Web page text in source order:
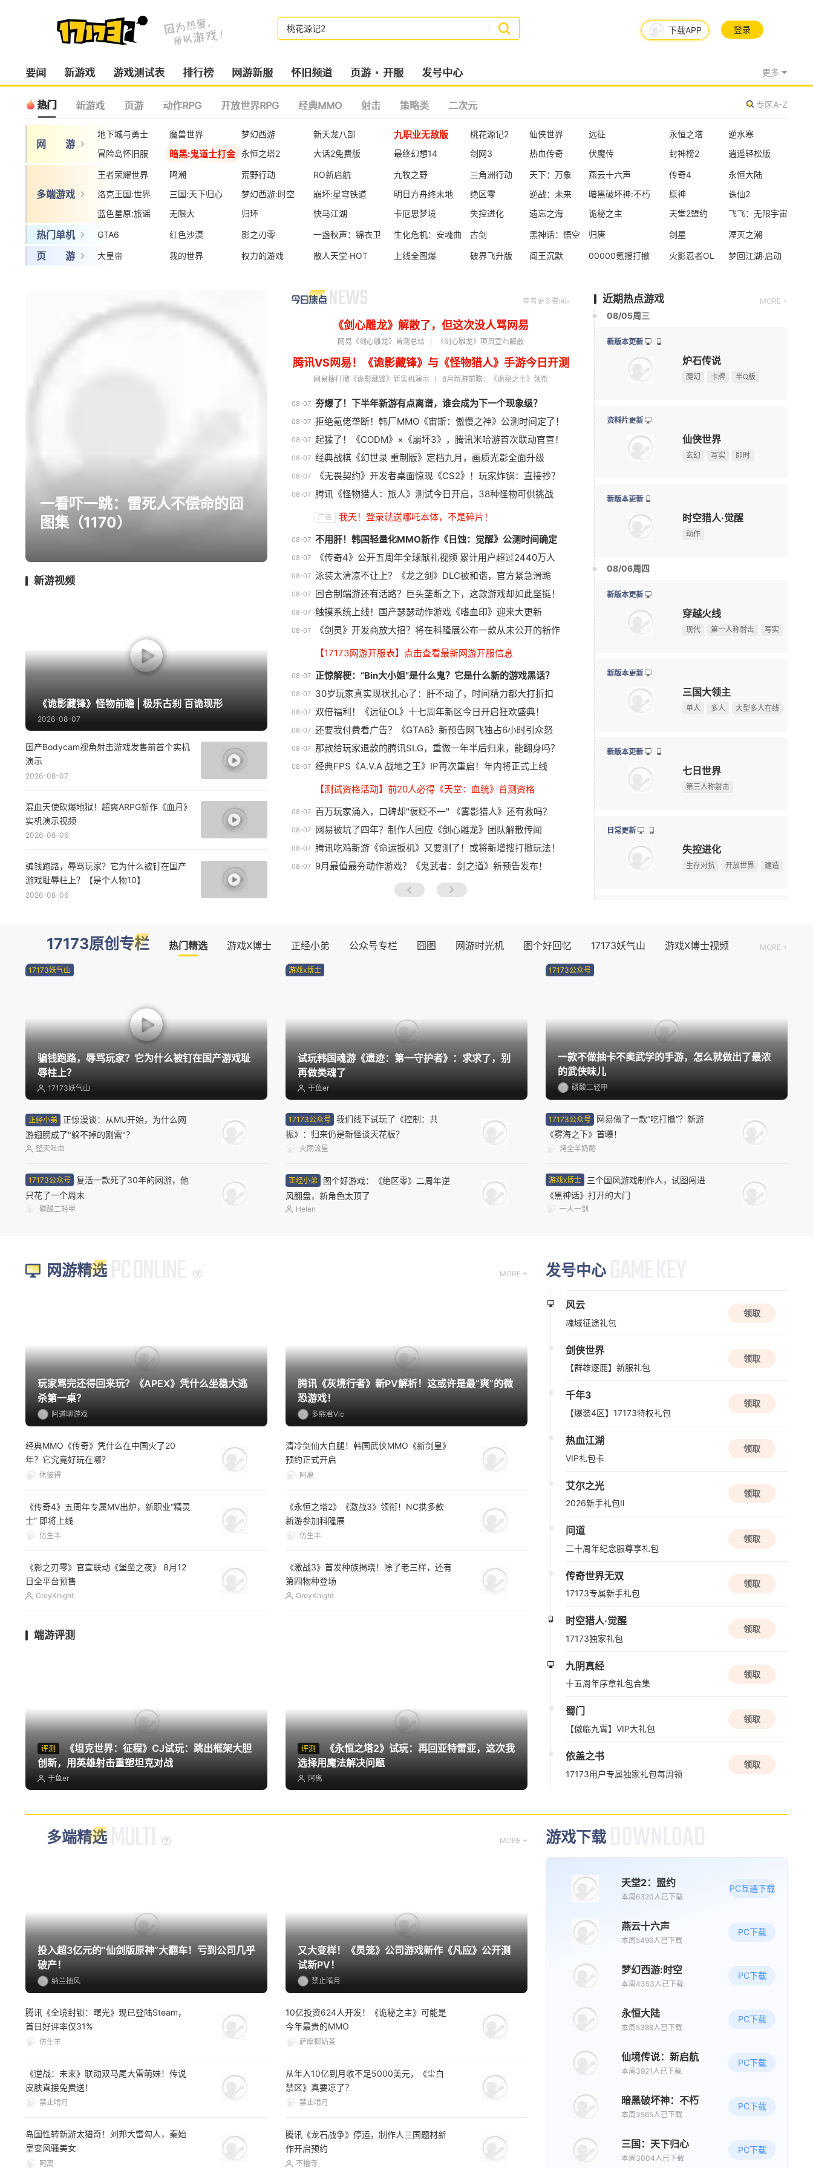
下载APP 登录
要闻 新游戏 游戏测试表 排行榜 网游新服 怀旧频道 页游 开服 发号中心 更多
热门 新游戏 页游 动作RPG 开放世界RPG 经典MMO 射击 策略类 二次元 专区A-Z
网 游
地下城与勇士 魔兽世界 梦幻西游 新天龙八部 九职业无敌版 桃花源记2 仙侠世界 远征 永恒之塔
逆水寒
冒险岛怀旧服
暗黑:鬼道士打金 永恒之塔2 大话2免费版 最终幻想14 剑网3 热血传奇 伏魔传 封神榜2 逍遥轻松版
多端游戏
王者荣耀世界 鸣潮 荒野行动 RO新启航 九牧之野 三角洲行动 天下：万象 燕云十六声 传奇4
永恒大陆
洛克王国:世界
三国:天下归心 梦幻西游:时空 崩坏:星穹铁道 明日方舟终末地 绝区零 逆战：未来 暗黑破坏神:不朽 原神
诛仙2
蓝色星原:旅谣
无限大 归环 快马江湖 卡厄思梦境 失控进化 遗忘之海 诡秘之主 天堂2盟约 飞飞：无限宇宙
热门单机 GTA6 红色沙漠 影之刃零 一盏秋声：锦衣卫 生化危机：安魂曲 古剑 黑神话：悟空 归唐 剑星 湮灭之潮
页 游 大皇帝 我的世界 权力的游戏 散人天堂·HOT 上线全图爆 破界飞升版 阎王沉默 00000氪搜打撤 火影忍者OL 梦回江湖·启动
一看吓一跳：雷死人不偿命的囧
图集（1170）
巅峰在线150万人的横版网游，
如今带着怀旧服又杀回来了！
盘点8月扎堆上线的影游：玩家想
扔核弹，结果只能谈恋爱？
新游视频
《诡影藏锋》怪物前瞻 | 极乐古刹 百诡现形
2026-08-07
国产Bodycam视角射击游戏发售前首个实机
演示
2026-08-07
混血天使砍爆地狱！超爽ARPG新作《血月》
实机演示视频
2026-08-06
骗钱跑路，辱骂玩家？它为什么被钉在国产
游戏耻辱柱上？【是个人物10】
2026-08-06
查看更多要闻»
《剑心雕龙》解散了，但这次没人骂网易
网易《剑心雕龙》首测总结 《剑心雕龙》项目宣布解散
腾讯VS网易！《诡影藏锋》与《怪物猎人》手游今日开测
网易搜打撤《诡影藏锋》新实机演示 8月新游前瞻：《诡秘之主》领衔
08-07 夯爆了！下半年新游有点离谱，谁会成为下一个现象级？
08-07 拒绝氪佬垄断！韩厂MMO《宙斯：傲慢之神》公测时间定了！
08-07 起猛了！《CODM》×《崩坏3》，腾讯米哈游首次联动官宣！
08-07 经典战棋《幻世录 重制版》定档九月，画质光影全面升级
08-07 《无畏契约》开发者桌面惊现《CS2》！玩家炸锅：直接抄？
08-07 腾讯《怪物猎人：旅人》测试今日开启，38种怪物可供挑战
广告 我天！登录就送哪吒本体，不是碎片！
08-07 不用肝！韩国轻量化MMO新作《日蚀：觉醒》公测时间确定
08-07 《传奇4》公开五周年全球献礼视频 累计用户超过2440万人
08-07 泳装太清凉不让上？《龙之剑》DLC被和谐，官方紧急滑跪
08-07 回合制端游还有活路？巨头垄断之下，这款游戏却如此坚挺！
08-07 触摸系统上线！国产瑟瑟动作游戏《嗜血印》迎来大更新
08-07
《剑灵》开发商放大招？将在科隆展公布一款从未公开的新作
【17173网游开服表】点击查看最新网游开服信息
08-07 正惊解梗：“Bin大小姐”是什么鬼？它是什么新的游戏黑话？
08-07 30岁玩家真实现状扎心了：肝不动了，时间精力都大打折扣
08-07 双倍福利！《远征OL》十七周年新区今日开启狂欢盛典！
08-07 还要我付费看广告？《GTA6》新预告网飞独占6小时引众怒
08-07 那款给玩家退款的腾讯SLG，重做一年半后归来，能翻身吗？
08-07 经典FPS《A.V.A 战地之王》IP再次重启！年内将正式上线
【测试资格活动】前20人必得《天堂：血统》首测资格
08-07 百万玩家涌入，口碑却"褒贬不一" 《雾影猎人》还有救吗？
08-07 网易被坑了四年？制作人回应《剑心雕龙》团队解散传闻
08-07 腾讯吃鸡新游《命运扳机》又要测了！或将新增搜打撤玩法！
08-07 9月最值最夯动作游戏？《鬼武者：剑之道》新预告发布！
总奖金9.5万美元！《绝地求生》玩家自创玩法征集大
暴雪资深作曲家离职，曾创作《魔兽世界》等多款游
《Apex英雄》S30爆料：排位或将新增传奇禁用系统
《宝可梦》前高管多地厕间偷拍被捕，涉事高管拒不认
《炉石传说》版本更新：引擎升级，正式终止Win7系
《完美世界：诸神之战》东方奇遇季今日正式开启
我天！登录就送哪吒本体，不是碎片！
游戏早报：曝《暗黑4》登陆NS2，国产抗日新作今日
《三角洲行动》夏季赛即将开赛，换新赛制后会更好
绅士日报：冷门国产舰娘游戏新皮纯欲攻势，御姐萝
《刺客信条》功勋总监回归育碧，执掌系列新项目
Krafto新作出征科隆展，《绝地求生》衍生FPS全球首
限定手办直接送！上海全新动漫献血屋8月7日开启抽
【17173网游开服表】点击查看最新网游开服信息
10大坐骑免费送！《魔兽世界》国服21周年庆典明日
游戏早报：腾讯《天堂M》开测，网易《诡影藏锋》新
《守望先锋》新英雄D.Mon亮相！D.Va昔日队友终于
暗黑4国服免费领本体最后一天！原价128元，今晚
游戏早报：外媒盛赞《抵抗者》 冒险岛怀旧服国际服
俄罗斯大雷美女cos《巫师3》叶奈法！波涛汹涌大方
【测试资格活动】前20人必得《天堂：血统》首测资格
游戏早报：九阴新作细节曝光，粉丝自制魔兽即将上线
75岁初代“神奇女侠”晒沐浴照 网友感叹颜值冻龄
多图预警！CJ咪咕游戏展台高颜值游戏角色全捕捉
《永恒之塔2》现场COS精彩回顾，哪一位Cos角色最
近期热点游戏 MORE +
失控进化
日常更新
08/07周五
限号删档内测
新版本更新
新版本更新
怪物猎人：旅人
桃花源记2
问剑长生
元气骑士
公测
盗墓笔记：启程
08/12周三
苍翼：混沌效应
诺亚传说口袋版
养成
08/15周六
新版本更新
17173原创专栏 热门精选 游戏X博士 正经小弟 公众号专栏 囧图 网游时光机 图个好回忆 17173妖气山 游戏X博士视频 MORE +
17173妖气山
骗钱跑路，辱骂玩家？它为什么被钉在国产游戏耻
辱柱上？
17173妖气山
游戏x博士
试玩韩国魂游《遗迹：第一守护者》：求求了，别
再做类魂了
于鱼er
17173公众号
一款不做抽卡不卖武学的手游，怎么就做出了最浓
的武侠味儿
磷酸二轻甲
正经小弟
正惊漫谈：从MU开始，为什么网
游翅膀成了"躲不掉的刚需"？
整天吐血
17173公众号
我们线下试玩了《控制：共
振》：归来仍是新怪谈天花板？
火雨流星
17173公众号
网易做了一款“吃打撤”？新游
《雾海之下》首曝！
烤全羊奶酪
17173公众号
复活一款死了30年的网游，他
只花了一个周末
磷酸二轻甲
正经小弟
图个好游戏：《绝区零》二周年逆
风翻盘，新角色太顶了
Helen
游戏x博士
三个国风游戏制作人，试图闯进
《黑神话》打开的大门
一人一剑
网游精选 MORE +
玩家骂完还得回来玩？《APEX》凭什么坐稳大逃
杀第一桌？
阿道聊游戏
腾讯《灰境行者》新PV解析！这或许是最“爽”的微
恐游戏！
多熙君Vic
经典MMO《传奇》凭什么在中国火了20
年？它究竟好玩在哪？
休彼得
清冷剑仙大白腿！韩国武侠MMO《新剑皇》
预约正式开启
阿离
《传奇4》五周年专属MV出炉，新职业“精灵
士” 即将上线
仿生羊
《永恒之塔2》《激战3》领衔！NC携多款
新游参加科隆展
仿生羊
《影之刃零》官宣联动《堡垒之夜》 8月12
日全平台预售
GreyKnight
《激战3》首发种族揭晓！除了老三样，还有
第四物种登场
GreyKnight
端游评测
评测
创新，用英雄射击重塑坦克对战
于鱼er
评测
选择用魔法解决问题
阿离
发号中心
风云
魂域征途礼包
领取
剑侠世界
【群雄逐鹿】新服礼包
领取
千年3
【爆装4区】17173特权礼包
领取
热血江湖
VIP礼包卡
领取
艾尔之光
2026新手礼包Ⅱ
领取
问道
二十周年纪念服尊享礼包
领取
传奇世界无双
17173专属新手礼包
领取
时空猎人·觉醒
17173独家礼包
领取
九阴真经
十五周年序章礼包合集
领取
蜀门
【傲临九霄】VIP大礼包
领取
依盖之书
17173用户专属独家礼包每周领
领取
多端精选 MORE +
投入超3亿元的”仙剑版原神“大翻车！亏到公司几乎
破产！
纳兰抽风
又大变样！《灵笼》公司游戏新作《凡应》公开测
试新PV！
禁止啃月
腾讯《全境封锁：曙光》现已登陆Steam，
首日好评率仅31%
仿生羊
10亿投资624人开发！《诡秘之主》可能是
今年最贵的MMO
萨摩椰奶茶
《逆战：未来》联动双马尾大雷萌妹！传说
皮肤直接免费送！
禁止啃月
从年入10亿到月收不足5000美元，《尘白
禁区》真要凉了？
禁止啃月
岛国性转新游太猎奇！刘邦大雷勾人，秦始
皇变风骚美女
阿离
腾讯《龙石战争》停运，制作人三国题材新
作开启预约
不撸寺
游戏下载
天堂2：盟约
本周6320人已下载
PC互通下载
燕云十六声
本周5496人已下载
PC下载
梦幻西游:时空
本周4353人已下载
PC下载
永恒大陆
本周5388人已下载
PC下载
仙境传说：新启航
本周3921人已下载
PC下载
暗黑破坏神：不朽
本周3565人已下载
PC下载
三国：天下归心
本周3004人已下载
PC下载